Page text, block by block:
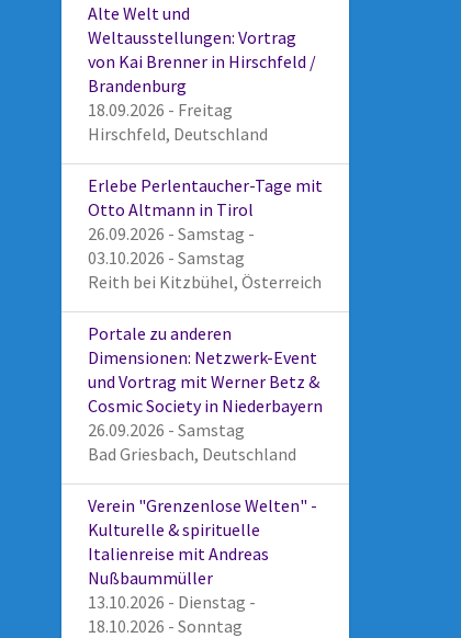
Alte Welt und
Weltausstellungen: Vortrag
von Kai Brenner in Hirschfeld /
Brandenburg
18.09.2026 - Freitag
Hirschfeld, Deutschland
Erlebe Perlentaucher-Tage mit
Otto Altmann in Tirol
26.09.2026 - Samstag -
03.10.2026 - Samstag
Reith bei Kitzbühel, Österreich
Portale zu anderen
Dimensionen: Netzwerk-Event
und Vortrag mit Werner Betz &
Cosmic Society in Niederbayern
26.09.2026 - Samstag
Bad Griesbach, Deutschland
Verein "Grenzenlose Welten" -
Kulturelle & spirituelle
Italienreise mit Andreas
Nußbaummüller
13.10.2026 - Dienstag -
18.10.2026 - Sonntag